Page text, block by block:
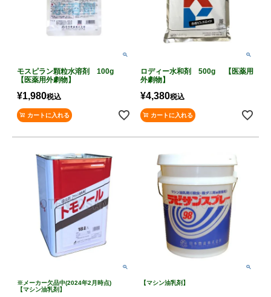
モスピラン顆粒水溶剤 100g
【医薬用外劇物】
¥1,980税込
カートに入れる
ロディー水和剤 500g 【医薬用
外劇物】
¥4,380税込
カートに入れる
※メーカー欠品中(2024年2月時点)
【マシン油乳剤】
【マシン油乳剤】